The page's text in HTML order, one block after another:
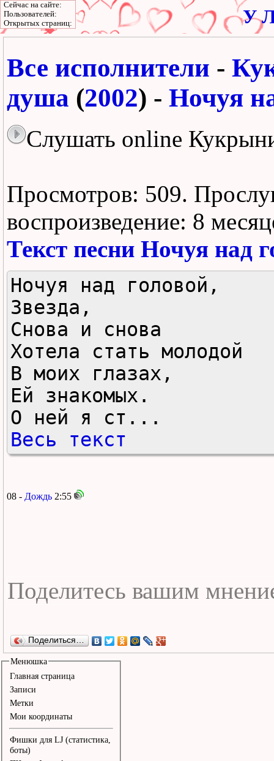
У
Все исполнители -
душа (2002) - Ночуя
Слушать online
Просмотров: 509.
воспроизведение: 8
Текст песни Ночуя над
Ночуя над головой,
Звезда,
Снова и снова
Хотела стать молодой
В моих глазах,
Ей знакомых.
О ней я ст...
Весь текст
08 - Дождь 2:55
Поделиться…
Менюшка
Главная страница
Записи
Метки
Мои координаты
Фишки для LJ (статистика,
боты)
Сейчас на сайте:
Пользователей:
Открытых страниц: